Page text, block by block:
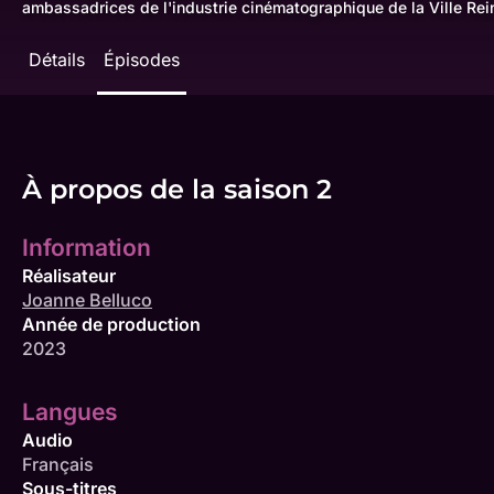
ambassadrices de l'industrie cinématographique de la Ville
Détails Épisodes
À propos de la saison 2
Information
Réalisateur
Joanne Belluco
Année de production
2023
Langues
Audio
Français
Sous-titres